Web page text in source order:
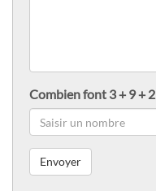
Combien font 3 + 9 + 2